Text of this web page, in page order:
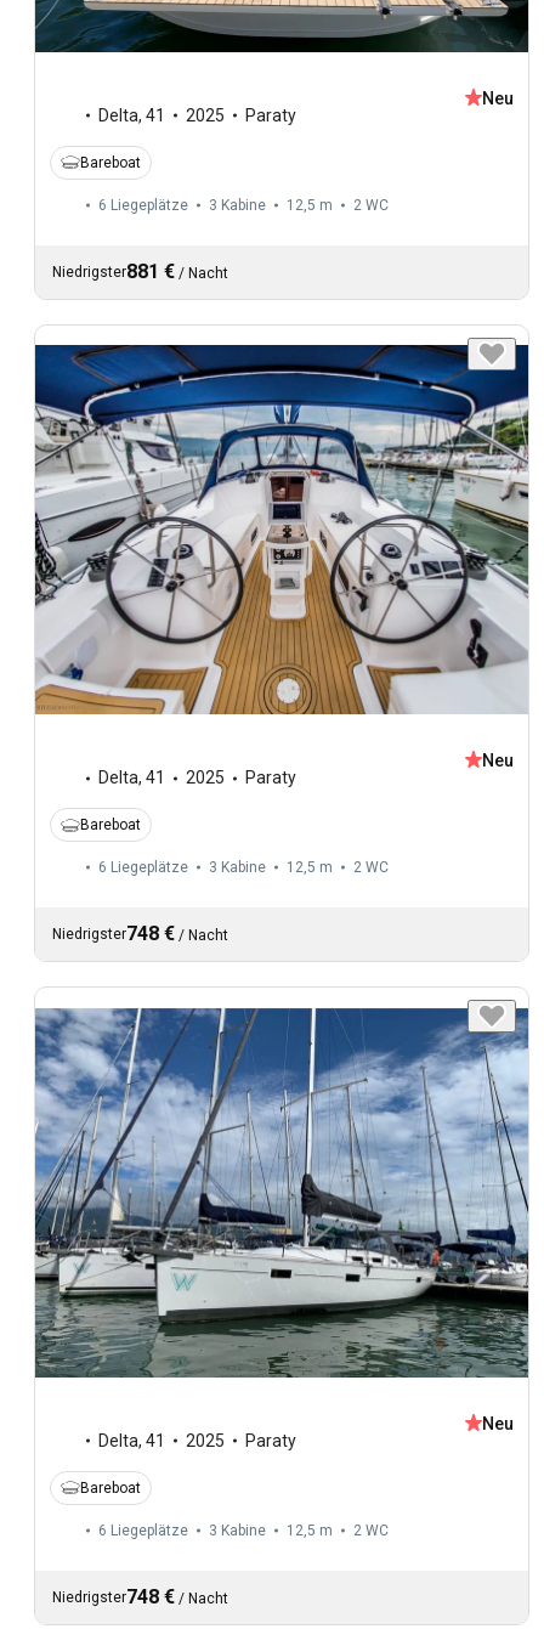
Delta, 41 2025 Paraty
Neu
Bareboat
6 Liegeplätze 3 Kabine 12,5 m 2 WC
Niedrigster881 € / Nacht
Delta, 41 2025 Paraty
Neu
Bareboat
6 Liegeplätze 3 Kabine 12,5 m 2 WC
Niedrigster748 € / Nacht
Delta, 41 2025 Paraty
Neu
Bareboat
6 Liegeplätze 3 Kabine 12,5 m 2 WC
Niedrigster748 € / Nacht